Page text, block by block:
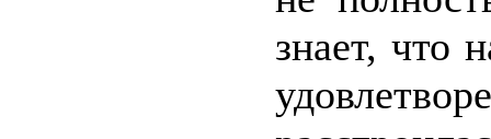
знает, что